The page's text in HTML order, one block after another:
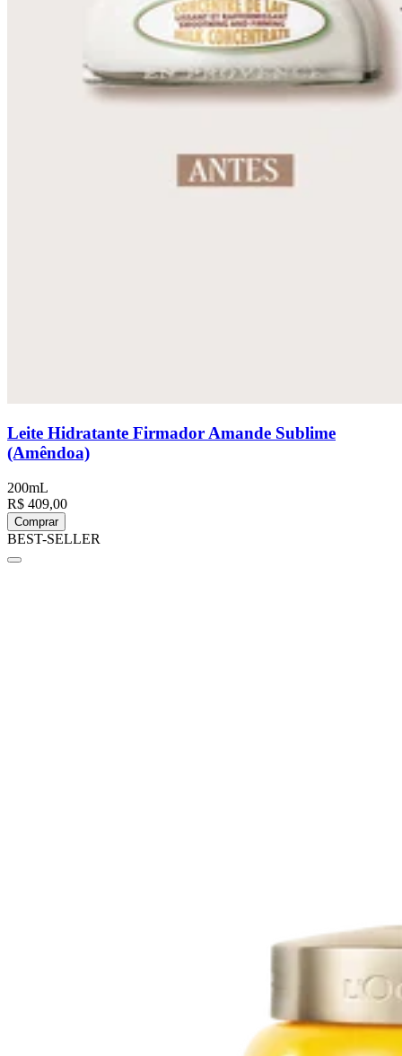
Leite Hidratante Firmador Amande Sublime
(Amêndoa)
200mL
R$ 409,00
Comprar
BEST-SELLER